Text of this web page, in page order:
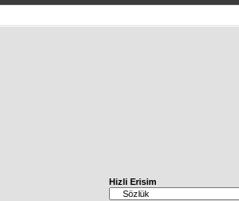
Hizli Erisim